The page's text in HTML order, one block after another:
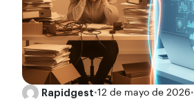
Rapidgest•12 de mayo de 2026•